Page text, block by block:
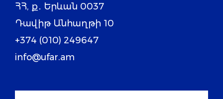
ՀՀ, ք․ Երևան 0037
Դավիթ Անհաղթի 10
+374 (010) 249647
info@ufar.am